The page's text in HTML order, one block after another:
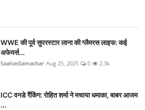
WWE की पूर्व सुपरस्टार लाना की ग्लैमरस लाइफ: कई
अफेयर्स...
SaahasSamachar Aug 25, 2025 0 2.3k
ICC वनडे रैंकिंग: रोहित शर्मा ने मचाया धमाका, बाबर आजम
...